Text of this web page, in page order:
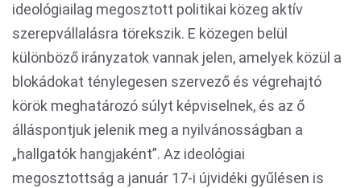
ideológiailag megosztott politikai közeg aktív
szerepvállalásra törekszik. E közegen belül
különböző irányzatok vannak jelen, amelyek közül a
blokádokat ténylegesen szervező és végrehajtó
körök meghatározó súlyt képviselnek, és az ő
álláspontjuk jelenik meg a nyilvánosságban a
„hallgatók hangjaként”. Az ideológiai
megosztottság a január 17-i újvidéki gyűlésen is